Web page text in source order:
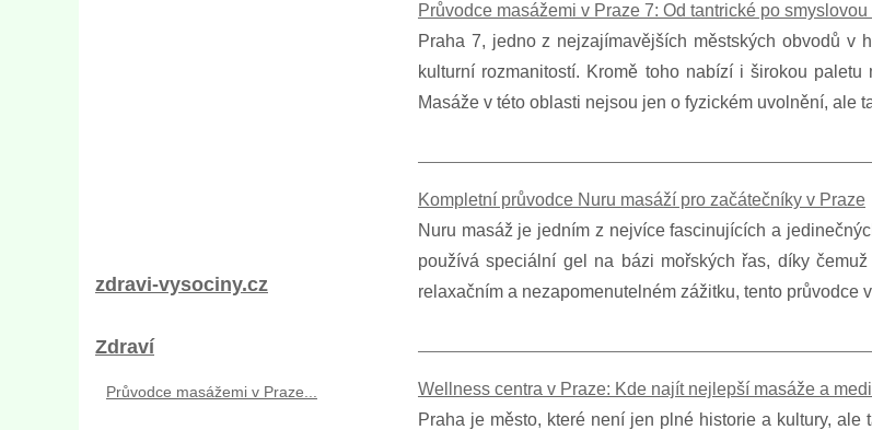
Průvodce masážemi v Praze 7: Od tantrické po smyslovou
Praha 7, jedno z nejzajímavějších městských obvodů v
kulturní rozmanitostí. Kromě toho nabízí i širokou
Masáže v této oblasti nejsou jen o fyzickém uvolnění, ale
Kompletní průvodce Nuru masáží pro začátečníky v Praze
Nuru masáž je jedním z nejvíce fascinujících a
používá speciální gel na bázi mořských řas, díky
relaxačním a nezapomenutelném zážitku, tento průvodce
Wellness centra v Praze: Kde najít nejlepší masáže a
Praha je město, které není jen plné historie a kultury,
zdravi-vysociny.cz
Zdraví
Průvodce masážemi v Praze...